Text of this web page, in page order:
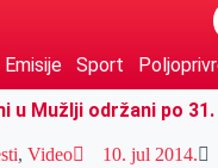
Emisije Sport
u Mužlji održani po
, Video 10. jul 2014.